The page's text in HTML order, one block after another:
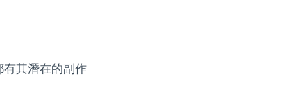
其潛在的副作